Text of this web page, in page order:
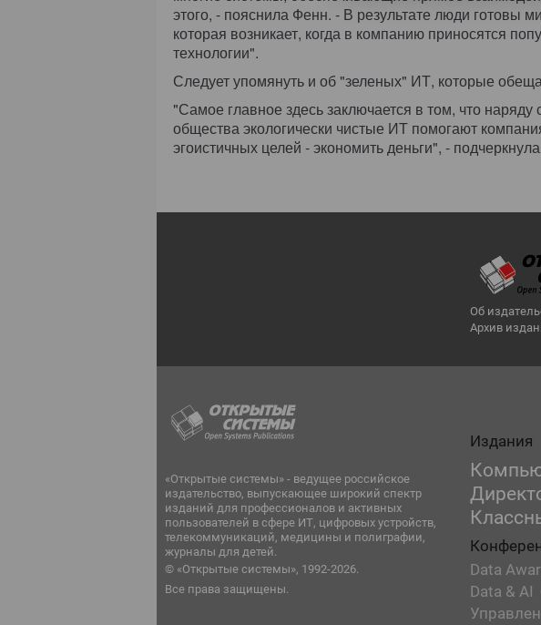
этого, - пояснила Фенн. - В результате люди готовы
которая возникает, когда в компанию приносятся
технологии".
Следует упомянуть и об "зеленых" ИТ, которые
"Самое главное здесь заключается в том, что
общества экологически чистые ИТ помогают
эгоистичных целей - экономить деньги", -
Об
Архив
«Открытые системы» - ведущее российское
издательство, выпускающее широкий спектр
изданий для профессионалов и активных
пользователей в сфере ИТ, цифровых устройств,
телекоммуникаций, медицины и полиграфии,
журналы для детей.
© «Открытые системы», 1992-2026.
Все права защищены.
Издания
Data
Data & AI